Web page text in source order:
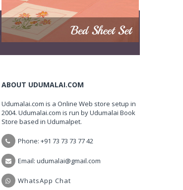
ABOUT UDUMALAI.COM
Udumalai.com is a Online Web store setup in
2004. Udumalai.com is run by Udumalai Book
Store based in Udumalpet.
Phone: +91 73 73 73 77 42
Email: udumalai@gmail.com
WhatsApp Chat